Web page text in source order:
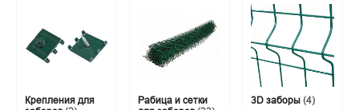
Крепления для
Рабица и сетки
3D заборы (4)